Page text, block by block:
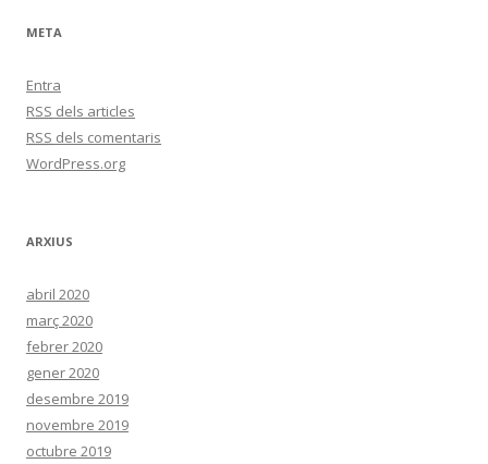
META
Entra
RSS dels articles
RSS dels comentaris
WordPress.org
ARXIUS
abril 2020
març 2020
febrer 2020
gener 2020
desembre 2019
novembre 2019
octubre 2019